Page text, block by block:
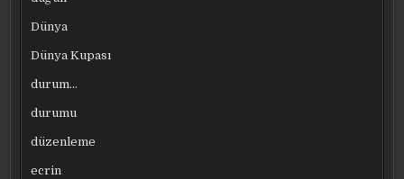
Dünya
Dünya Kupası
durum…
durumu
düzenleme
ecrin